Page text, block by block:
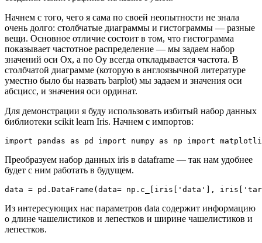
Начнем с того, чего я сама по своей неопытности не знала
очень долго: столбчатые диаграммы и гистограммы — разные
вещи. Основное отличие состоит в том, что гистограмма
показывает частотное распределение — мы задаем набор
значений оси Ox, а по Oy всегда откладывается частота. В
столбчатой диаграмме (которую в англоязычной литературе
уместно было бы назвать barplot) мы задаем и значения оси
абсцисс, и значения оси ординат.
Для демонстрации я буду использовать избитый набор данных
библиотеки scikit learn Iris. Начнем c импортов:
import pandas as pd import numpy as np import
Преобразуем набор данных iris в dataframe — так нам удобнее
будет с ним работать в будущем.
data = pd.DataFrame(data= np.c_[iris['data'],
Из интересующих нас параметров data содержит информацию
о длине чашелистиков и лепестков и ширине чашелистиков и
лепестков.